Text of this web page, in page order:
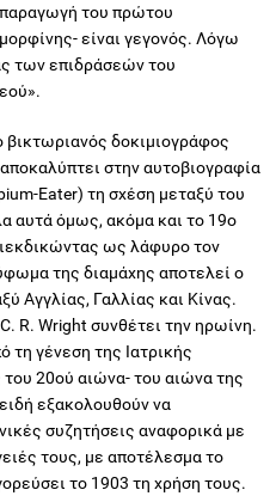
του πρώτου
είναι γεγονός. Λόγω
των επιδράσεών του
βικτωριανός δοκιμιογράφος
στην αυτοβιογραφία
Eater) τη σχέση μεταξύ του
αυτά όμως, ακόμα και το 19ο
ως λάφυρο τον
της διαμάχης αποτελεί ο
Αγγλίας, Γαλλίας και Κίνας.
R. Wright συνθέτει την ηρωίνη.
τη γένεση της Ιατρικής
του 20ού αιώνα- του αιώνα της
εξακολουθούν να
συζητήσεις αναφορικά με
τους, με αποτέλεσμα το
το 1903 τη χρήση τους.